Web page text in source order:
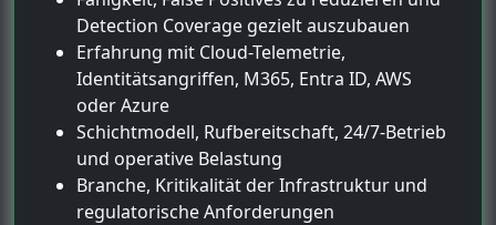
Detection Coverage gezielt auszubauen
Erfahrung mit Cloud-Telemetrie,
Identitätsangriffen, M365, Entra ID, AWS
oder Azure
Schichtmodell, Rufbereitschaft, 24/7-Betrieb
und operative Belastung
Branche, Kritikalität der Infrastruktur und
regulatorische Anforderungen